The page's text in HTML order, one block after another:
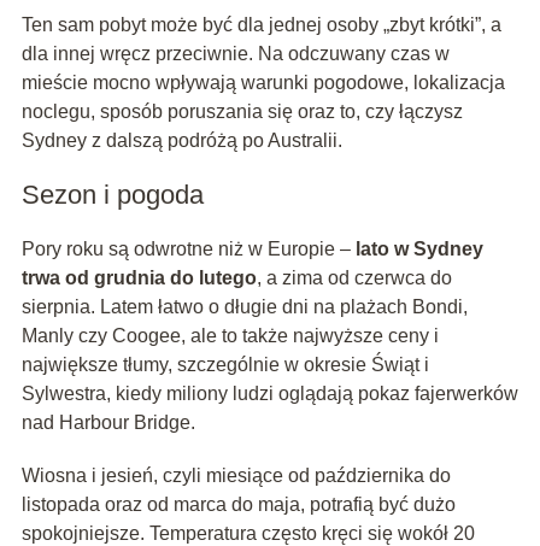
Ten sam pobyt może być dla jednej osoby „zbyt krótki”, a
dla innej wręcz przeciwnie. Na odczuwany czas w
mieście mocno wpływają warunki pogodowe, lokalizacja
noclegu, sposób poruszania się oraz to, czy łączysz
Sydney z dalszą podróżą po Australii.
Sezon i pogoda
Pory roku są odwrotne niż w Europie – lato w Sydney
trwa od grudnia do lutego, a zima od czerwca do
sierpnia. Latem łatwo o długie dni na plażach Bondi,
Manly czy Coogee, ale to także najwyższe ceny i
największe tłumy, szczególnie w okresie Świąt i
Sylwestra, kiedy miliony ludzi oglądają pokaz fajerwerków
nad Harbour Bridge.
Wiosna i jesień, czyli miesiące od października do
listopada oraz od marca do maja, potrafią być dużo
spokojniejsze. Temperatura często kręci się wokół 20